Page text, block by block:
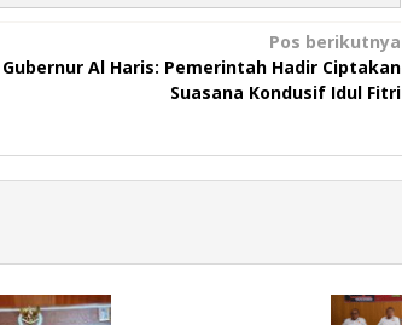
Pos berikutnya
Gubernur Al Haris: Pemerintah Hadir Ciptakan
Suasana Kondusif Idul Fitri